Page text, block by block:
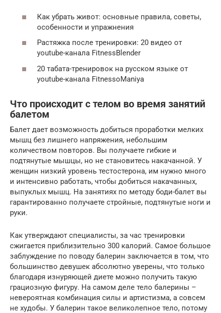
Как убрать живот: основные правила, советы,
особенности и упражнения
Растяжка после тренировки: 20 видео от
youtube-канала FitnessBlender
20 табата-тренировок на русском языке от
youtube-канала FitnessoManiya
Что происходит с телом во время занятий
балетом
Балет дает возможность добиться проработки мелких
мышц без лишнего напряжения, небольшим
количеством повторов. Вы получаете гибкие и
подтянутые мышцы, но не становитесь накачанной. У
женщин низкий уровень тестостерона, им нужно много
и интенсивно работать, чтобы добиться накачанных,
выпуклых мышц. На занятиях по методу боди-балет вы
гарантированно получаете стройные, подтянутые ноги и
руки.
Как утверждают специалисты, за час тренировки
сжигается приблизительно 300 калорий. Самое большое
заблуждение по поводу балерин заключается в том, что
большинство девушек абсолютно уверены, что только
благодаря изнуряющей диете можно получить такую
грациозную фигуру. На самом деле тело балерины –
невероятная комбинация силы и артистизма, а совсем
не худобы. У балерин такое великолепное тело, потому